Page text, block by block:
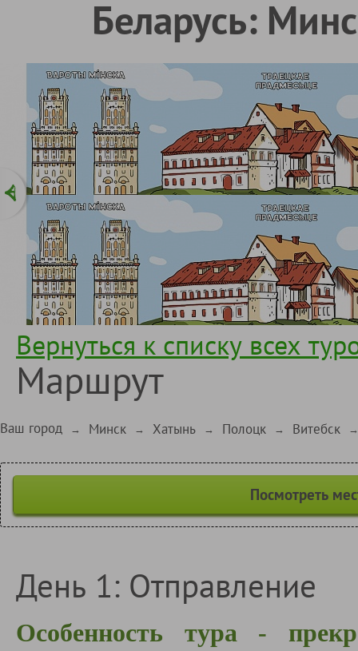
Беларусь:
Вернуться к списку всех
Маршрут
Ваш город → Минск → Хатынь → Полоцк → Витебск →
Посмотреть
День 1: Отправление
Особенность тура -